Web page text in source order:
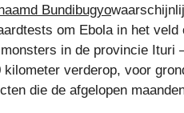
Bundibugyo
om Ebola in het
in de provincie Ituri
verderop, voor
die de afgelopen